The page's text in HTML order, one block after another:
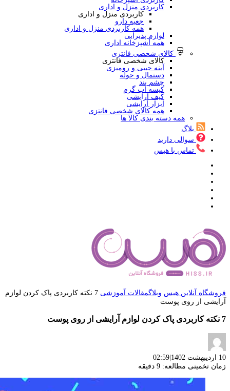
کاربردی منزل و اداری
کاربردی منزل و اداری
جعبه دارو
همه کاربردی منزل و اداری
لوازم پذیرایی
همه آشپزخانه اداری
کالای شخصی فانتزی
کالای شخصی فانتزی
آینه جیبی و رومیزی
دستمال و حوله
چشم بند
کیسه آب گرم
کیف آرایشی
ابزار آرایشی
همه کالای شخصی فانتزی
همه دسته بندی کالا ها
بلاگ
سوالی دارید
تماس با هیس
فروشگاه آنلاین هیس وبلاگمقالات آموزشی
7 نکته کاربردی پاک کردن لوازم
آرایشی از روی پوست
7 نکته کاربردی پاک کردن لوازم آرایشی از روی پوست
10 اردیبهشت 1402
02:59
زمان تخمینی مطالعه: 9 دقیقه